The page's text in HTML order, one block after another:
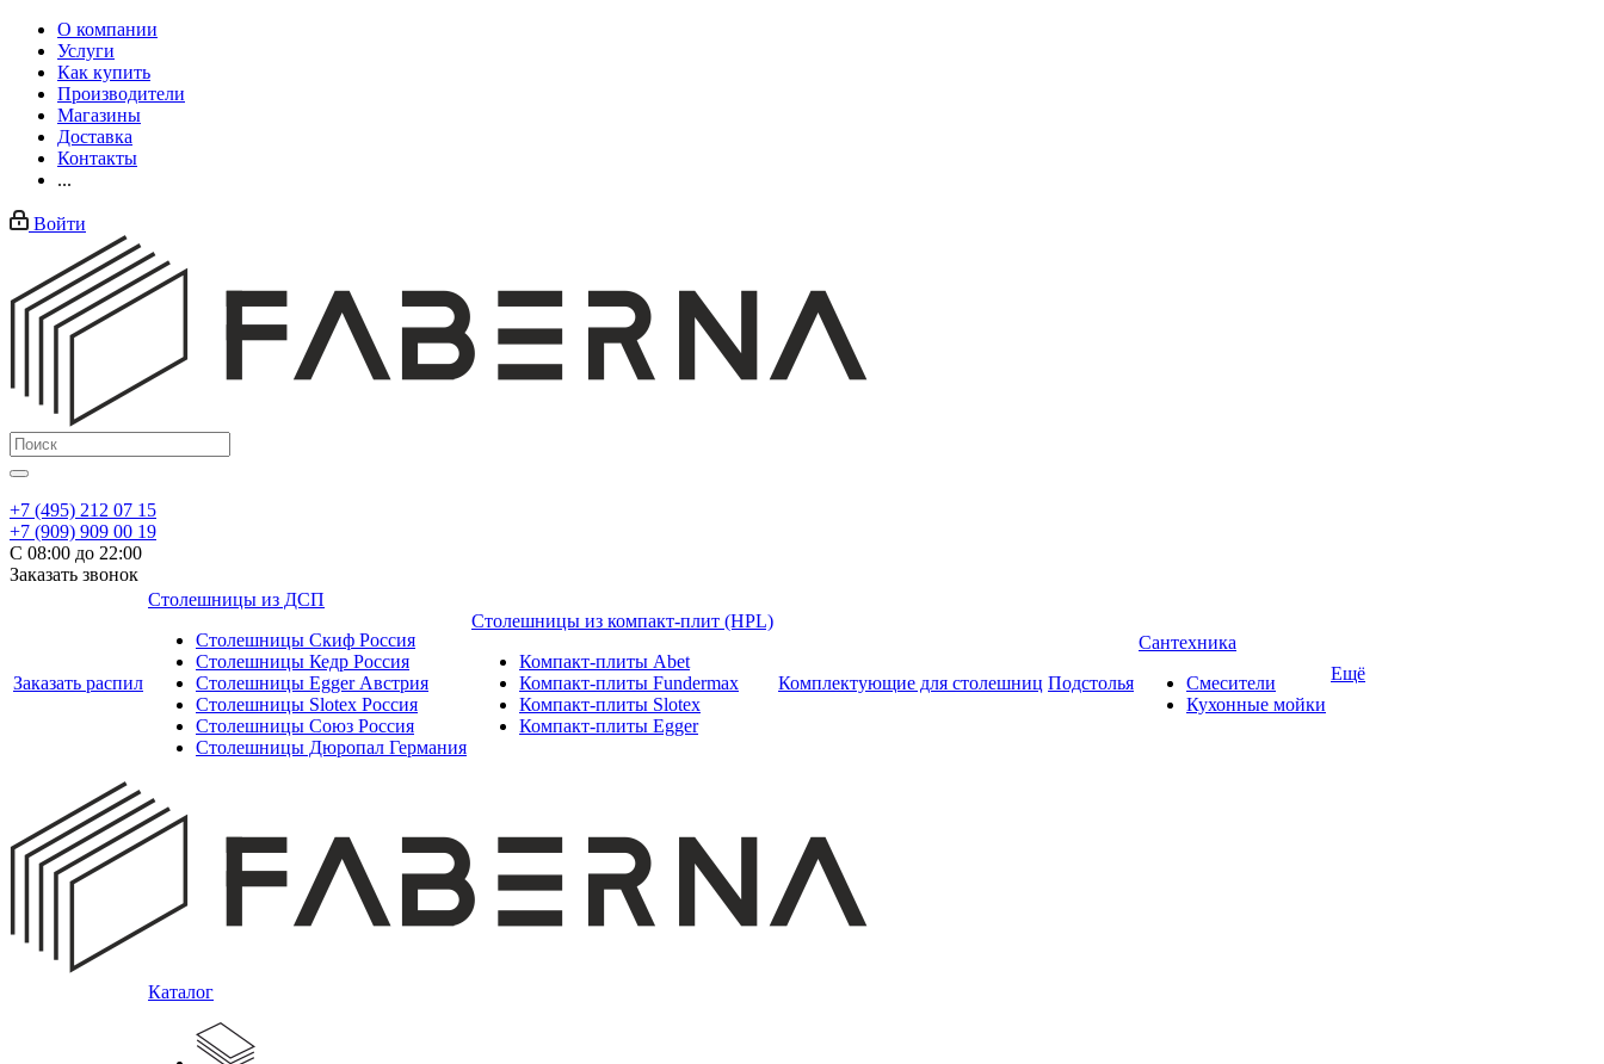
О компании
Услуги
Как купить
Производители
Магазины
Доставка
Контакты
...
Войти
+7 (495) 212 07 15
+7 (909) 909 00 19
С 08:00 до 22:00
Заказать звонок
Заказать распил
Столешницы из ДСП
Столешницы Скиф Россия
Столешницы Кедр Россия
Столешницы Egger Австрия
Столешницы Slotex Россия
Столешницы Союз Россия
Столешницы Дюропал Германия
Столешницы из компакт-плит (HPL)
Компакт-плиты Abet
Компакт-плиты Fundermax
Компакт-плиты Slotex
Компакт-плиты Egger
Комплектующие для столешниц Подстолья
Сантехника
Смесители
Кухонные мойки
Ещё
Каталог